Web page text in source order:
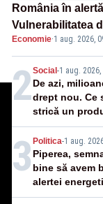
România în
Vulnerabilitatea
pune în pericol
cunoscută de pe
Economie·1 aug. 2026,
2Social -1 aug. 2026,
De azi,
drept nou. Ce
strică un
3 Politica-1 aug.
Piperea,
bine să avem
alertei